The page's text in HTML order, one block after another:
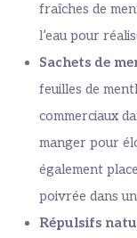
fraîches de
l’eau pour
Sachets de
feuilles de
commerciaux
manger pour
également
poivrée dans
Répulsifs